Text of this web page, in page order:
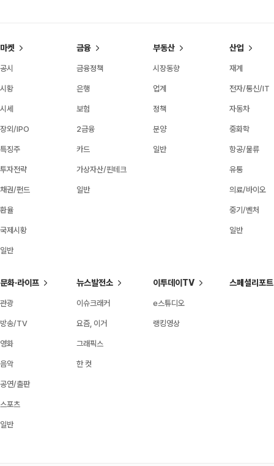
마켓
공시
시황
시세
장외/IPO
특징주
투자전략
채권/펀드
환율
국제시황
일반
금융
금융정책
은행
보험
2금융
카드
가상자산/핀테크
일반
부동산
시장동향
업계
정책
분양
일반
산업
재계
전자/통신/IT
자동차
중화학
항공/물류
유통
의료/바이오
중기/벤처
일반
문화·라이프
관광
방송/TV
영화
음악
공연/출판
스포츠
일반
뉴스발전소
이슈크래커
요즘, 이거
그래픽스
한 컷
이투데이TV
e스튜디오
랭킹영상
스페셜리포트